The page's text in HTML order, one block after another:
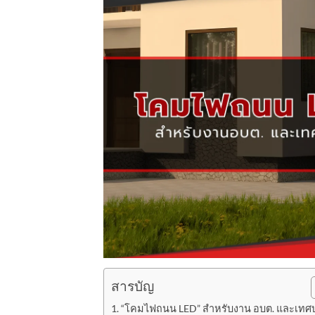
สารบัญ
“โคมไฟถนน LED” สำหรับงาน อบต. และเทศ